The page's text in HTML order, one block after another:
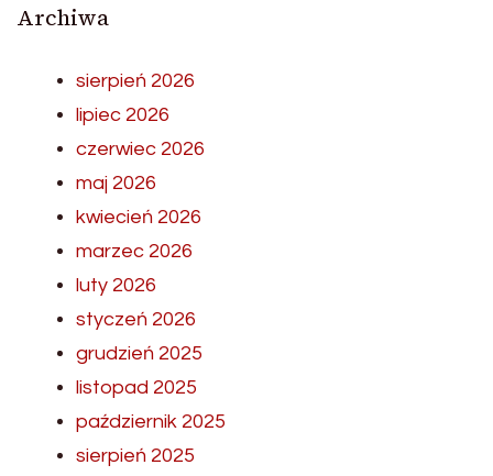
Archiwa
sierpień 2026
lipiec 2026
czerwiec 2026
maj 2026
kwiecień 2026
marzec 2026
luty 2026
styczeń 2026
grudzień 2025
listopad 2025
październik 2025
sierpień 2025